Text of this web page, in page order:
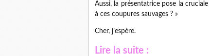
Aussi, la présentatrice pose la
à ces coupures sauvages ? »
Cher, j’espère.
Lire la suite :